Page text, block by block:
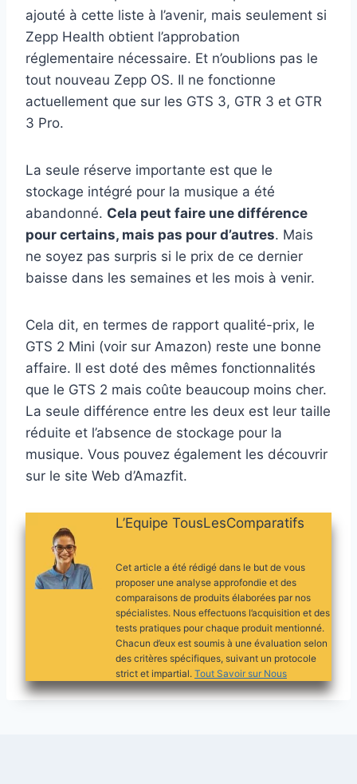
ajouté à cette liste à l’avenir, mais seulement si
Zepp Health obtient l’approbation
réglementaire nécessaire. Et n’oublions pas le
tout nouveau Zepp OS. Il ne fonctionne
actuellement que sur les GTS 3, GTR 3 et GTR
3 Pro.
La seule réserve importante est que le
stockage intégré pour la musique a été
abandonné. Cela peut faire une différence
pour certains, mais pas pour d’autres. Mais
ne soyez pas surpris si le prix de ce dernier
baisse dans les semaines et les mois à venir.
Cela dit, en termes de rapport qualité-prix, le
GTS 2 Mini (voir sur Amazon) reste une bonne
affaire. Il est doté des mêmes fonctionnalités
que le GTS 2 mais coûte beaucoup moins cher.
La seule différence entre les deux est leur taille
réduite et l’absence de stockage pour la
musique. Vous pouvez également les découvrir
sur le site Web d’Amazfit.
L’Equipe TousLesComparatifs
Cet article a été rédigé dans le but de vous
proposer une analyse approfondie et des
comparaisons de produits élaborées par nos
spécialistes. Nous effectuons l’acquisition et des
tests pratiques pour chaque produit mentionné.
Chacun d’eux est soumis à une évaluation selon
des critères spécifiques, suivant un protocole
strict et impartial. Tout Savoir sur Nous